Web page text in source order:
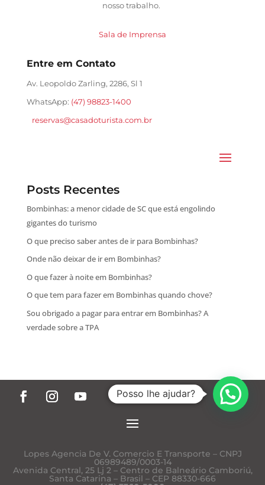
nosso trabalho.
Sala de Imprensa
Entre em Contato
Av. Leopoldo Zarling, 2286, Sl 1
WhatsApp: (47) 98823-1400
reservas@casadoturista.com.br
Posts Recentes
Bombinhas: a menor cidade de SC que está engolindo
gigantes do turismo
O que preciso saber antes de ir para Bombinhas?
Onde não deixar de ir em Bombinhas?
O que fazer à noite em Bombinhas?
O que tem para fazer em Bombinhas quando chove?
Sou obrigado a pagar para entrar em Bombinhas? A
verdade sobre a TPA
Lopes Agencia De V. Comercio E Transporte – CNPJ
06989489/0003-14
Avenida Central, 25 Lj 2 – Centro de Balneário Camboriú,
Santa Catarina – Brasil – CEP 88330-666
Posso lhe ajudar?